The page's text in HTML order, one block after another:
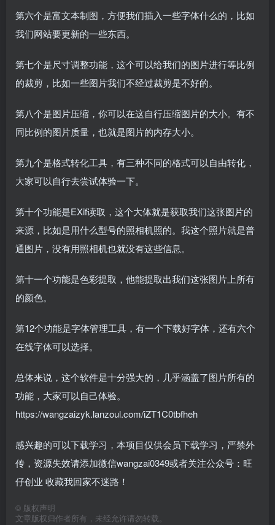
第六个是富文本制图，方便我们插入一些字体什么的，比如
我们网站要更新的一些东西。
第七个是尺寸调整功能，这个可以给我们的图片进行等比例
的裁剪，比如一些图片我们不经过裁剪是不好的。
第八个是图片压缩，你可以在这自行压缩图片的大小。有不
同比例的图片质量，也就是图片的内存大小。
第九个是格式转化工具，有三种不同的格式可以自由转化，
大家可以自行去尝试体验一下。
第十个功能是EXif读取，这个大体就是获取我们这张图片的
来源，比如是用什么型号的照相机照的。我这个照片就是普
通图片，没有用照相机也就没有这些信息。
第十一个功能是色彩提取，他能提取出我们这张图片上所有
的颜色。
第12个功能是字体管理工具，有一个下载好字体，还有六个
在线字体可以选择。
总体来说，这个软件是十分强大的，几乎涵盖了图片所有的
功能，大家可以自己体验。
https://wangzaizyk.lanzoul.com/iZT1C0tbfheh
感兴趣的可以下载学习，本项目仅供会员下载学习，严禁外
传，资源失效请添加微信wangzai0349或者关注公众号：旺
仔创业 收藏我回家不迷路！
© 版权声明
文章版权归作者所有，未经允许请勿转载。